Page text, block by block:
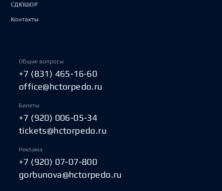
СДЮШОР
Контакты
Общие вопросы
+7 (831) 465-16-60
office@hctorpedo.ru
Билеты
+7 (920) 006-05-34
tickets@hctorpedo.ru
Реклама
+7 (920) 07-07-800
gorbunova@hctorpedo.ru